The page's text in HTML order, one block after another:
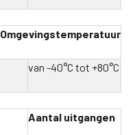
Omgevingstemperatuur
van -40°C tot +80°C
Aantal uitgangen